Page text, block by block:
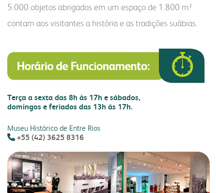
trabalhe conosco voltar para inicial
5.000 objetos abrigados em um espaço de 1.800 m²
contam aos visitantes a história e as tradições suábias.
Terça a sexta das 8h às 17h e sábados,
domingos e feriados das 13h ás 17h.
Museu Histórico de Entre Rios
+55 (42) 3625 8316